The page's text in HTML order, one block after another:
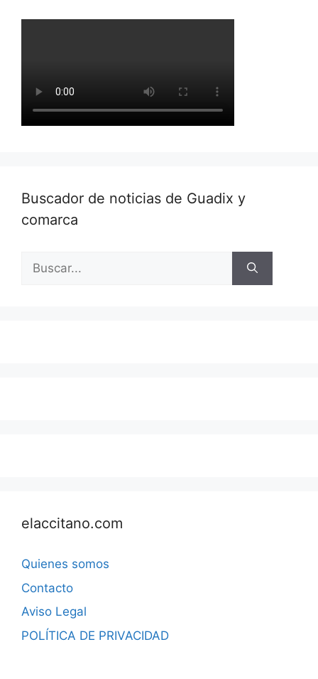
Buscador de noticias de Guadix y
comarca
Buscar:
elaccitano.com
Quienes somos
Contacto
Aviso Legal
POLÍTICA DE PRIVACIDAD